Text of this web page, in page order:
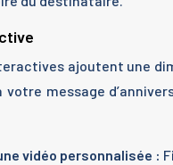
ajoutent une
message
vidéo personnalisée :